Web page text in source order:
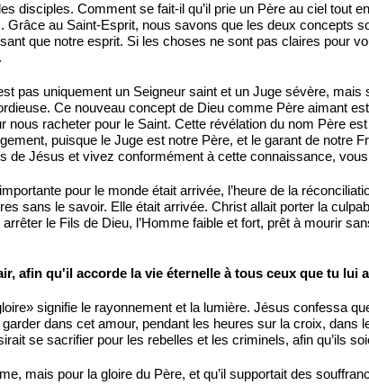
disciples. Comment se fait-il qu’il prie un Père au ciel tout
au Saint-Esprit, nous savons que les deux concepts
que notre esprit. Si les choses ne sont pas claires pour
pas uniquement un Seigneur saint et un Juge sévère,
Ce nouveau concept de Dieu comme Père aimant
nous racheter pour le Saint. Cette révélation du nom Père
puisque le Juge est notre Père, et le garant de notre
de Jésus et vivez conformément à cette connaissance,
pour le monde était arrivée, l’heure de la
sans le savoir. Elle était arrivée. Christ allait porter la
le Fils de Dieu, l’Homme faible et fort, prêt à mourir
afin qu'il accorde la vie éternelle à tous ceux que tu lui
signifie le rayonnement et la lumière. Jésus confessa
dans cet amour, pendant les heures sur la croix, dans
se sacrifier pour les rebelles et les criminels, afin qu’ils
mais pour la gloire du Père, et qu’il supportait des